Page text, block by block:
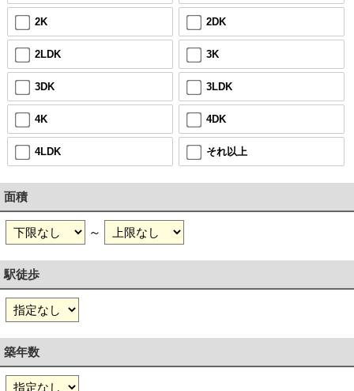
2K 2DK
2LDK 3K
3DK 3LDK
4K 4DK
4LDK それ以上
面積
～
駅徒歩
築年数